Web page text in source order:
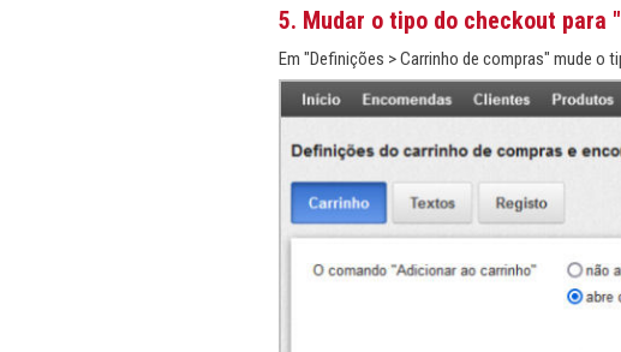
5. Mudar o tipo do checkout para
Em "Definições > Carrinho de compras" mude o